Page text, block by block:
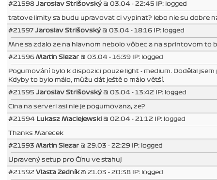
#21598 Jaroslav Strišovský@ 03.04 - 22:45 IP: logged
tratove limity sa budu upravovat ci vypinat? lebo nie su dobre
#21597 Jaroslav Strišovský@ 03.04 - 18:16 IP: logged
Mne sa zdalo ze na hlavnom nebolo vôbec a na sprintovom to
#21596 Martin Slezar @ 03.04 - 16:39 IP: logged
Pogumování bylo k dispozici pouze light - medium. Dodělal
Kdyby to bylo málo, můžu dát ještě o málo větší.
#21595 Jaroslav Strišovský@ 03.04 - 13:42 IP: logged
Cina na serveri asi nie je pogumovana, ze?
#21594 Lukasz Maciejewski @ 02.04 - 21:12 IP: logged
Thanks Marecek
#21593 Martin Slezar @ 29.03 - 22:29 IP: logged
Upravený setup pro Čínu ve stahuj
#21592 Vlasta Zedník@ 21.03 - 20:38 IP: logged